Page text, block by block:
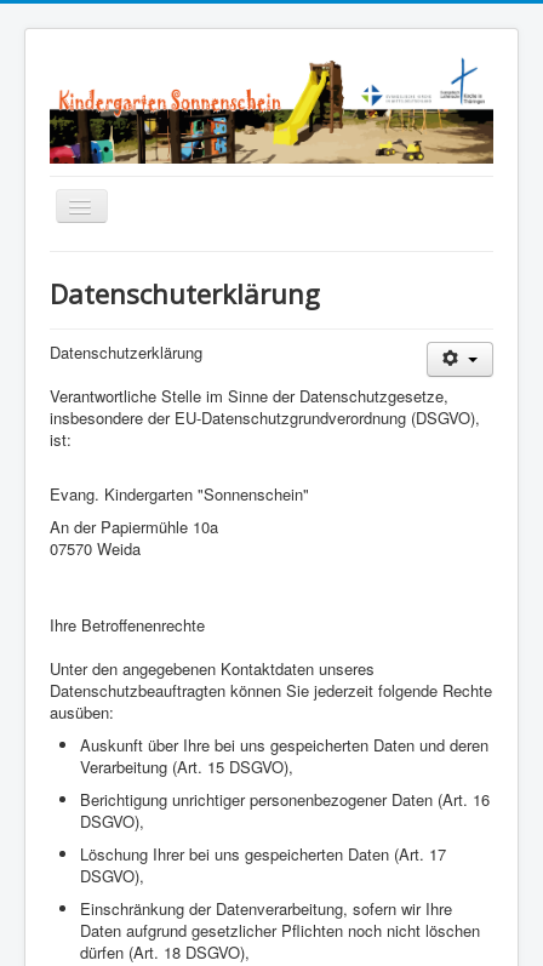
Navigation
Startseite
Leitbild | Konzeption
Aktuelles
Datenschuterklärung
Datenschutzerklärung
Verantwortliche Stelle im Sinne der Datenschutzgesetze,
insbesondere der EU-Datenschutzgrundverordnung (DSGVO),
ist:
Evang. Kindergarten "Sonnenschein"
An der Papiermühle 10a
07570 Weida
Ihre Betroffenenrechte
Unter den angegebenen Kontaktdaten unseres
Datenschutzbeauftragten können Sie jederzeit folgende Rechte
ausüben:
Auskunft über Ihre bei uns gespeicherten Daten und deren
Verarbeitung (Art. 15 DSGVO),
Berichtigung unrichtiger personenbezogener Daten (Art. 16
DSGVO),
Löschung Ihrer bei uns gespeicherten Daten (Art. 17
DSGVO),
Einschränkung der Datenverarbeitung, sofern wir Ihre
Daten aufgrund gesetzlicher Pflichten noch nicht löschen
dürfen (Art. 18 DSGVO),